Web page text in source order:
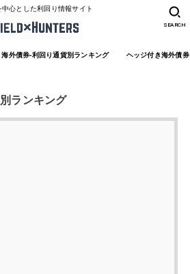
心とした利回り情報サイト
海外債券-利回り通貨別ランキング ヘッジ付き海外債
SEARCH
ランキング